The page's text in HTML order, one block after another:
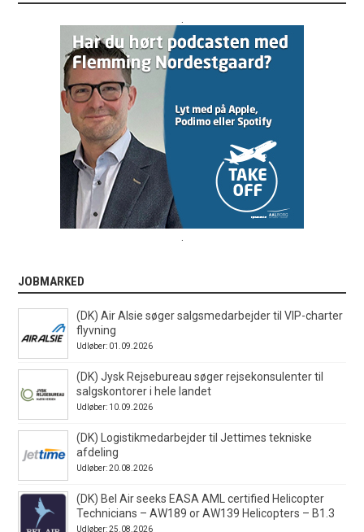
JOBMARKED
(DK) Air Alsie søger salgsmedarbejder til VIP-charter
flyvning
Udløber: 01.09.2026
(DK) Jysk Rejsebureau søger rejsekonsulenter til
salgskontorer i hele landet
Udløber: 10.09.2026
(DK) Logistikmedarbejder til Jettimes tekniske
afdeling
Udløber: 20.08.2026
(DK) Bel Air seeks EASA AML certified Helicopter
Technicians – AW189 or AW139 Helicopters – B1.3
Udløber: 25.08.2026